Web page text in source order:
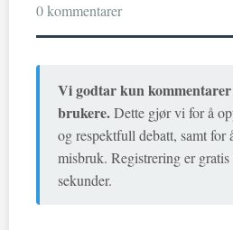
0 kommentarer
Vi godtar kun
brukere.Dette gjør vi for å
og respektfull debatt, samt for
misbruk. Registrering er gratis
sekunder.